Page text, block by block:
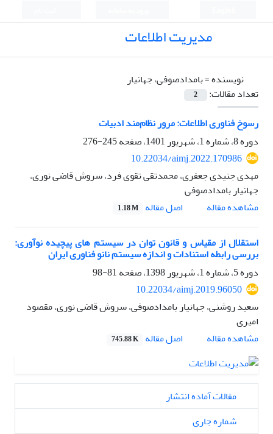
مدیریت اطلاعات
نویسنده =بامدادصوفی، جهانیار
تعداد مقالات:
2
رسوخ فناوری اطلاعات: مرور نظام‌مند ادبیات
دوره 8، شماره 1، شهریور 1401، صفحه
245-276
10.22034/aimj.2022.170986
مهدی جنیدی جعفری، محمدتقی تقوی فرد، سروش قاض‍ی نوری،
جهانیار بامدادصوفی
مشاهده مقاله
اصل مقاله 1.18 M
استقلال از مقیاس و قانون توان در سیستم های پیچیده نوآوری:
بررسی رابطه استنادات و اندازه سیستم نانو فناوری ایران
دوره 5، شماره 1، شهریور 1398، صفحه
81-98
10.22034/aimj.2019.96050
سعید روشنی، جهانیار بامدادصوفی، سروش قاضی نوری، مقصود
امیری
مشاهده مقاله
اصل مقاله 745.88 K
مقالات آماده انتشار
شماره جاری